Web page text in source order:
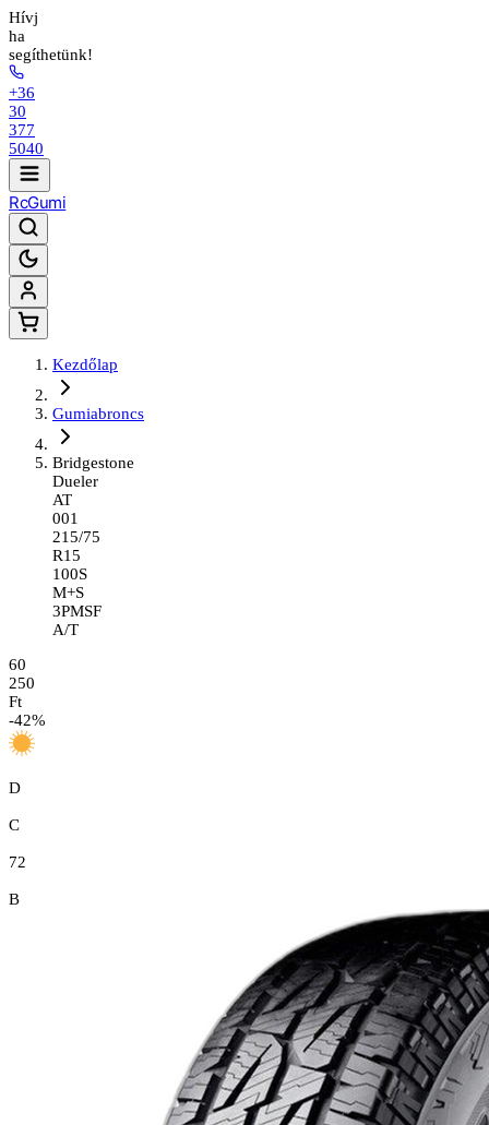
Hívj
ha
segíthetünk!
+36
30
377
5040
RcGumi
Kezdőlap
Gumiabroncs
Bridgestone
Dueler
AT
001
215/75
R15
100S
M+S
3PMSF
A/T
60
250
Ft
-42%
D
C
72
B